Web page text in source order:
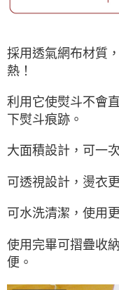
採用透氣網布材質
熱！
利用它使熨斗不會
下熨斗痕跡。
大面積設計，可一
可透視設計，燙衣
可水洗清潔，使用
使用完畢可摺疊收
便。